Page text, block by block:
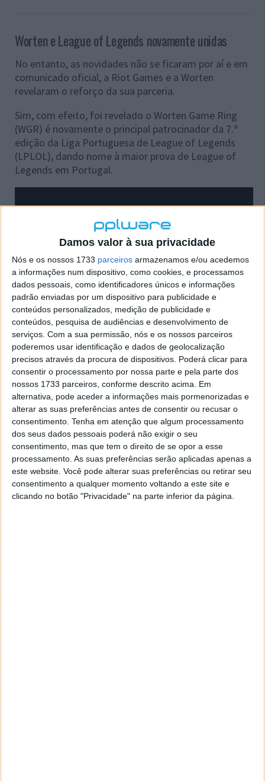
Damos valor à sua privacidade
Nós e os nossos 1733 parceiros armazenamos e/ou acedemos
a informações num dispositivo, como cookies, e processamos
dados pessoais, como identificadores únicos e informações
padrão enviadas por um dispositivo para publicidade e
conteúdos personalizados, medição de publicidade e
conteúdos, pesquisa de audiências e desenvolvimento de
serviços. Com a sua permissão, nós e os nossos parceiros
poderemos usar identificação e dados de geolocalização
precisos através da procura de dispositivos. Poderá clicar para
consentir o processamento por nossa parte e pela parte dos
nossos 1733 parceiros, conforme descrito acima. Em
alternativa, pode aceder a informações mais pormenorizadas e
alterar as suas preferências antes de consentir ou recusar o
consentimento. Tenha em atenção que algum processamento
dos seus dados pessoais poderá não exigir o seu
consentimento, mas que tem o direito de se opor a esse
processamento. As suas preferências serão aplicadas apenas a
este website. Você pode alterar suas preferências ou retirar seu
consentimento a qualquer momento voltando a este site e
clicando no botão "Privacidade" na parte inferior da página.
Worten e League of Legends novamente unidas
No entanto, as novidades não se ficaram por aí e em
comunicado oficial, a Riot Games e a Worten
revelaram o reforço da sua parceria.
Sim, com efeito, foi revelado o Worten Game Ring
(WGR) é novamente o principal patrocinador da 7.ª
edição da Liga Portuguesa de League of Legends
(LPLOL), dando nome à maior prova de League of
Legends em Portugal.
Sendo 2021 o 4.º ano como parceiro e o 3.º como
denominador da prova, a marca gaming da Worten
volta a apostar no League of Legends, garantindo,
assim, o seu apoio à continuação do crescimento da
modalidade de eSports em Portugal. O apoio do